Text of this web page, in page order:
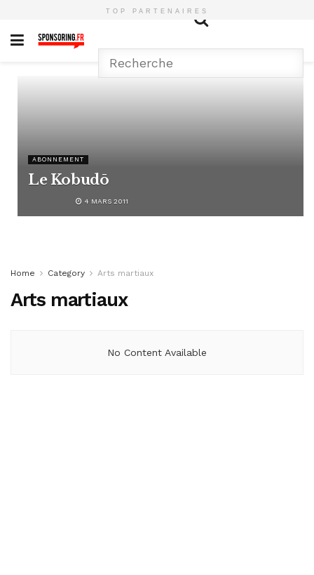
TOP PARTENAIRES
ABONNEMENT
Le Kobudō
4 MARS 2011
Home Category Arts martiaux
Arts martiaux
No Content Available